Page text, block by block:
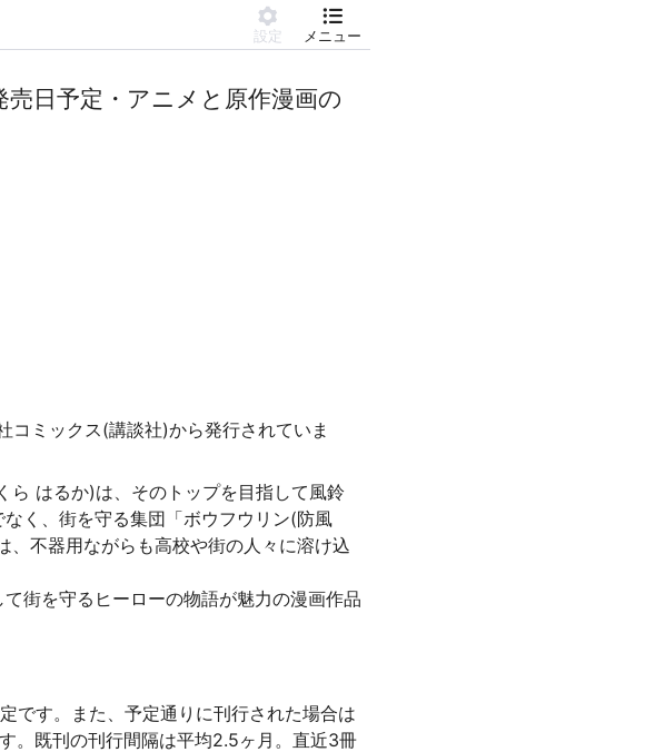
設定 メニュー
日予定・アニメと原作漫画の
コミックス(講談社)から発行されていま
ら はるか)は、そのトップを目指して風鈴
く、街を守る集団「ボウフウリン(防風
不器用ながらも高校や街の人々に溶け込
街を守るヒーローの物語が魅力の漫画作品
です。また、予定通りに刊行された場合は
。既刊の刊行間隔は平均2.5ヶ月。直近3冊